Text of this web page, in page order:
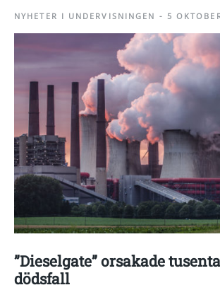
NYHETER I UNDERVISNINGEN - 5
”Dieselgate” orsakade
dödsfall